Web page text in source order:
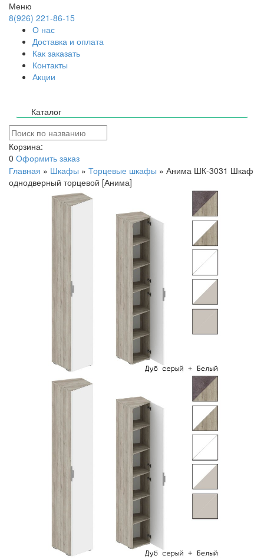
Меню
8(926) 221-86-15
О нас
Доставка и оплата
Как заказать
Контакты
Акции
Каталог
Корзина:
0 Оформить заказ
Главная » Шкафы » Торцевые шкафы » Анима ШК-3031 Шкаф
однодверный торцевой [Анима]